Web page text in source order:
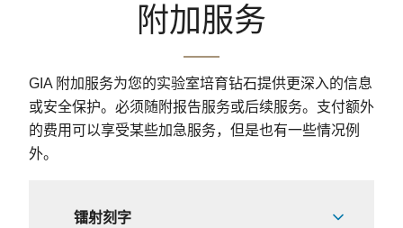
附加服务
GIA 附加服务为您的实验室培育钻石提供更深入的信息
或安全保护。必须随附报告服务或后续服务。支付额外
的费用可以享受某些加急服务，但是也有一些情况例
外。
镭射刻字